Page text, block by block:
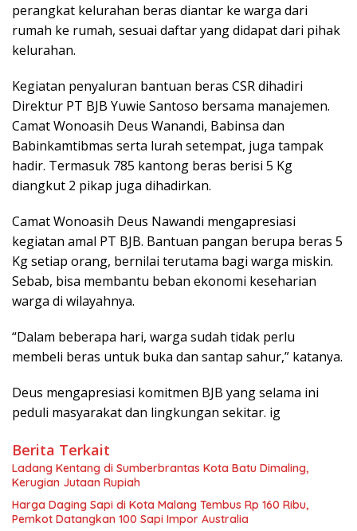
perangkat kelurahan beras diantar ke warga dari
rumah ke rumah, sesuai daftar yang didapat dari pihak
kelurahan.
Kegiatan penyaluran bantuan beras CSR dihadiri
Direktur PT BJB Yuwie Santoso bersama manajemen.
Camat Wonoasih Deus Wanandi, Babinsa dan
Babinkamtibmas serta lurah setempat, juga tampak
hadir. Termasuk 785 kantong beras berisi 5 Kg
diangkut 2 pikap juga dihadirkan.
Camat Wonoasih Deus Nawandi mengapresiasi
kegiatan amal PT BJB. Bantuan pangan berupa beras 5
Kg setiap orang, bernilai terutama bagi warga miskin.
Sebab, bisa membantu beban ekonomi keseharian
warga di wilayahnya.
“Dalam beberapa hari, warga sudah tidak perlu
membeli beras untuk buka dan santap sahur,” katanya.
Deus mengapresiasi komitmen BJB yang selama ini
peduli masyarakat dan lingkungan sekitar. ig
Berita Terkait
Ladang Kentang di Sumberbrantas Kota Batu Dimaling,
Kerugian Jutaan Rupiah
Harga Daging Sapi di Kota Malang Tembus Rp 160 Ribu,
Pemkot Datangkan 100 Sapi Impor Australia